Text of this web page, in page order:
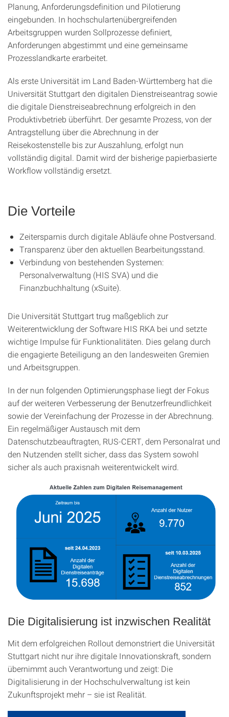
Planung, Anforderungsdefinition und Pilotierung
eingebunden. In hochschulartenübergreifenden
Arbeitsgruppen wurden Sollprozesse definiert,
Anforderungen abgestimmt und eine gemeinsame
Prozesslandkarte erarbeitet.
Als erste Universität im Land Baden-Württemberg hat die
Universität Stuttgart den digitalen Dienstreiseantrag sowie
die digitale Dienstreiseabrechnung erfolgreich in den
Produktivbetrieb überführt. Der gesamte Prozess, von der
Antragstellung über die Abrechnung in der
Reisekostenstelle bis zur Auszahlung, erfolgt nun
vollständig digital. Damit wird der bisherige papierbasierte
Workflow vollständig ersetzt.
Die Vorteile
Zeitersparnis durch digitale Abläufe ohne Postversand.
Transparenz über den aktuellen Bearbeitungsstand.
Verbindung von bestehenden Systemen:
Personalverwaltung (HIS SVA) und die
Finanzbuchhaltung (xSuite).
Die Universität Stuttgart trug maßgeblich zur
Weiterentwicklung der Software HIS RKA bei und setzte
wichtige Impulse für Funktionalitäten. Dies gelang durch
die engagierte Beteiligung an den landesweiten Gremien
und Arbeitsgruppen.
In der nun folgenden Optimierungsphase liegt der Fokus
auf der weiteren Verbesserung der Benutzerfreundlichkeit
sowie der Vereinfachung der Prozesse in der Abrechnung.
Ein regelmäßiger Austausch mit dem
Datenschutzbeauftragten, RUS-CERT, dem Personalrat und
den Nutzenden stellt sicher, dass das System sowohl
sicher als auch praxisnah weiterentwickelt wird.
Die Digitalisierung ist inzwischen Realität
Mit dem erfolgreichen Rollout demonstriert die Universität
Stuttgart nicht nur ihre digitale Innovationskraft, sondern
übernimmt auch Verantwortung und zeigt: Die
Digitalisierung in der Hochschulverwaltung ist kein
Zukunftsprojekt mehr – sie ist Realität.